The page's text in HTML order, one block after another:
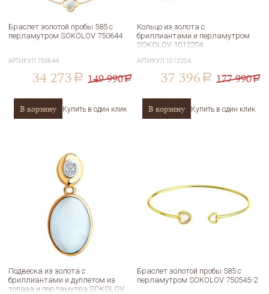
Браслет золотой пробы 585 с
перламутром SOKOLOV 750644
АРТИКУЛ750644
34 273 a 149 990a
В корзину Купить в один клик
Кольцо из золота с
бриллиантами и перламутром
SOKOLOV 1012204
АРТИКУЛ 1012204
37 396 a 177 990a
В корзину Купить в один клик
Подвеска из золота с
бриллиантами и дуплетом из
топаза и перламутра SOKOLOV
Браслет золотой пробы 585 с
перламутром SOKOLOV 750545-2